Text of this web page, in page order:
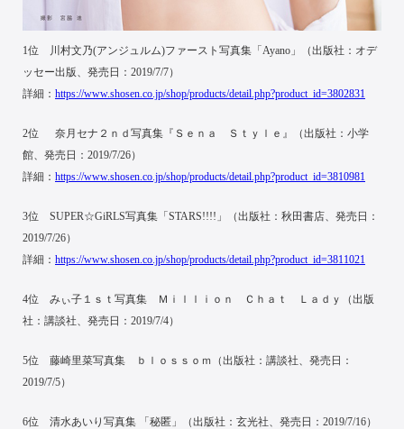
1位 川村文乃(アンジュルム)ファースト写真集「Ayano」（出版社：オデ
ッセー出版、発売日：2019/7/7）
詳細： https://www.shosen.co.jp/shop/products/detail.php?product_id=3802831
2位 奈月セナ２ｎｄ写真集『Ｓｅｎａ Ｓｔｙｌｅ』（出版社：小学
館、発売日：2019/7/26）
詳細： https://www.shosen.co.jp/shop/products/detail.php?product_id=3810981
3位 SUPER☆GiRLS写真集「STARS!!!!」（出版社：秋田書店、発売日：
2019/7/26）
詳細： https://www.shosen.co.jp/shop/products/detail.php?product_id=3811021
4位 みぃ子１ｓｔ写真集 Ｍｉｌｌｉｏｎ Ｃｈａｔ Ｌａｄｙ（出版
社：講談社、発売日：2019/7/4）
5位 藤崎里菜写真集 ｂｌｏｓｓｏｍ（出版社：講談社、発売日：
2019/7/5）
6位 清水あいり写真集 「秘匿」（出版社：玄光社、発売日：2019/7/16）